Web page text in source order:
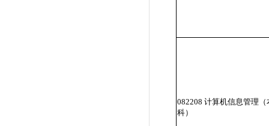
082208 计算机信息管理（
科）